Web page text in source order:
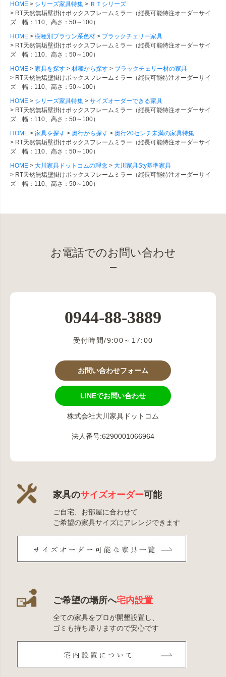
HOME
シリーズ家具特集
ＲＴシリーズ
RT天然無垢壁掛けボックスフレームミラー（縦長可能特注オーダーサイ
ズ 幅：110、高さ：50～100）
HOME
樹種別ブラウン系色材
ブラックチェリー家具
RT天然無垢壁掛けボックスフレームミラー（縦長可能特注オーダーサイ
ズ 幅：110、高さ：50～100）
HOME
家具を探す 材種から探す
ブラックチェリー材の家具
RT天然無垢壁掛けボックスフレームミラー（縦長可能特注オーダーサイ
ズ 幅：110、高さ：50～100）
HOME
シリーズ家具特集
サイズオーダーできる家具
RT天然無垢壁掛けボックスフレームミラー（縦長可能特注オーダーサイ
ズ 幅：110、高さ：50～100）
HOME
家具を探す 奥行から探す
奥行20センチ未満の家具特集
RT天然無垢壁掛けボックスフレームミラー（縦長可能特注オーダーサイ
ズ 幅：110、高さ：50～100）
HOME
大川家具ドットコムの理念
大川家具Sty基準家具
RT天然無垢壁掛けボックスフレームミラー（縦長可能特注オーダーサイ
ズ 幅：110、高さ：50～100）
お電話でのお問い合わせ
0944-88-3889
受付時間/9:00～17:00
お問い合わせフォーム
LINEでお問い合わせ
株式会社大川家具ドットコム
法人番号:6290001066964
家具のサイズオーダー可能
ご自宅、お部屋に合わせて
ご希望の家具サイズにアレンジできます
ご希望の場所へ宅内設置
全ての家具をプロが開墾設置し、
ゴミも持ち帰りますので安心です